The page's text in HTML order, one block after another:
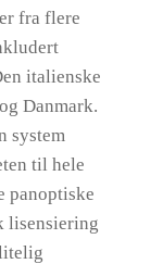
fra flere
italienske
Danmark.
system
til hele
panoptiske
lisensiering